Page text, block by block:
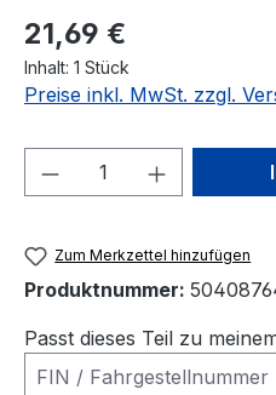
Regulärer Preis:
21,69 €
Inhalt: 1 Stück
Preise inkl. MwSt. zzgl.
Produkt Anzahl:
Zum Merkzettel hinzufügen
Produktnummer:
Passt dieses Teil zu